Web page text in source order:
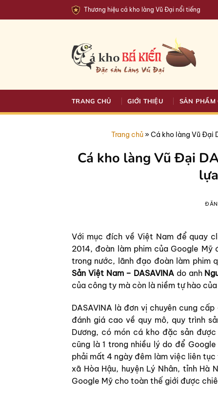
qua
Thương hiệu cá kho làng Vũ Đại nổi tiếng
TRANG CHỦ GIỚI THIỆU SẢN PHẨM
Trang chủ»Cá kho làng Vũ Đại
Cá kho làng Vũ Đại
Với mục đích về Việt Nam để quay
2014, đoàn làm phim của Google
trong nước, lãnh đạo đoàn làm phim
Sản Việt Nam – DASAVINA do anh
của công ty mà còn là niềm tự hào
DASAVINA là đơn vị chuyên cung cấp
đánh giá cao về quy mô, quy trình
Dương, có món cá kho đặc sản
cũng là 1 trong nhiều lý do để
phải mất 4 ngày đêm làm việc liên
xã Hòa Hậu, huyện Lý Nhân, tỉnh Hà
Google Mỹ cho toàn thế giới được